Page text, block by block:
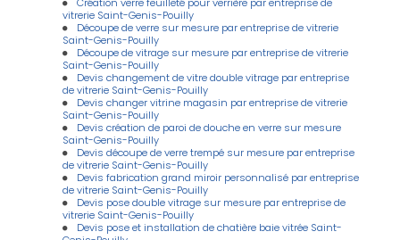
Création verre feuilleté pour verrière par entreprise de
vitrerie Saint-Genis-Pouilly
Découpe de verre sur mesure par entreprise de vitrerie
Saint-Genis-Pouilly
Découpe de vitrage sur mesure par entreprise de vitrerie
Saint-Genis-Pouilly
Devis changement de vitre double vitrage par entreprise
de vitrerie Saint-Genis-Pouilly
Devis changer vitrine magasin par entreprise de vitrerie
Saint-Genis-Pouilly
Devis création de paroi de douche en verre sur mesure
Saint-Genis-Pouilly
Devis découpe de verre trempé sur mesure par entreprise
de vitrerie Saint-Genis-Pouilly
Devis fabrication grand miroir personnalisé par entreprise
de vitrerie Saint-Genis-Pouilly
Devis pose double vitrage sur mesure par entreprise de
vitrerie Saint-Genis-Pouilly
Devis pose et installation de chatière baie vitrée Saint-